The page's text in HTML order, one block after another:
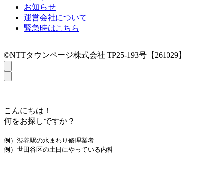
お知らせ
運営会社について
緊急時はこちら
©NTTタウンページ株式会社 TP25-193号【261029】
こんにちは！
何をお探しですか？
例）渋谷駅の水まわり修理業者
例）世田谷区の土日にやっている内科